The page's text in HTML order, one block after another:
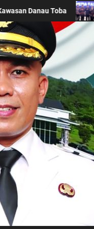
di Acara BTN Indonesia